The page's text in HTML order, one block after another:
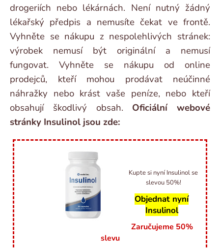
drogeriích nebo lékárnách. Není nutný žádný
lékařský předpis a nemusíte čekat ve frontě.
Vyhněte se nákupu z nespolehlivých stránek:
výrobek nemusí být originální a nemusí
fungovat. Vyhněte se nákupu od online
prodejců, kteří mohou prodávat neúčinné
náhražky nebo krást vaše peníze, nebo kteří
obsahují škodlivý obsah. Oficiální webové
stránky Insulinol jsou zde:
Kupte si nyní Insulinol se
slevou 50%!
Objednat nyní
Insulinol
Zaručujeme 50%
slevu